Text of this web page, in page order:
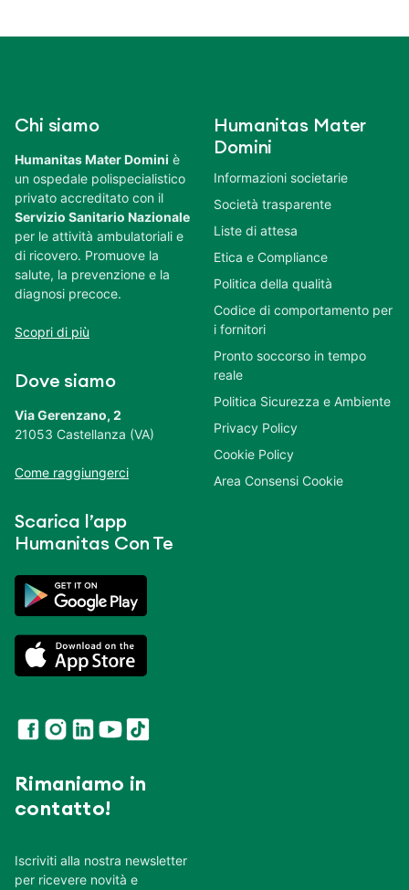
Chi siamo
Humanitas Mater Domini è
un ospedale polispecialistico
privato accreditato con il
Servizio Sanitario Nazionale
per le attività ambulatoriali e
di ricovero. Promuove la
salute, la prevenzione e la
diagnosi precoce.
Scopri di più
Dove siamo
Via Gerenzano, 2
21053 Castellanza (VA)
Come raggiungerci
Scarica l’app
Humanitas Con Te
Rimaniamo in
contatto!
Iscriviti alla nostra newsletter
per ricevere novità e
Humanitas Mater
Domini
Informazioni societarie
Società trasparente
Liste di attesa
Etica e Compliance
Politica della qualità
Codice di comportamento per
i fornitori
Pronto soccorso in tempo
reale
Politica Sicurezza e Ambiente
Privacy Policy
Cookie Policy
Area Consensi Cookie